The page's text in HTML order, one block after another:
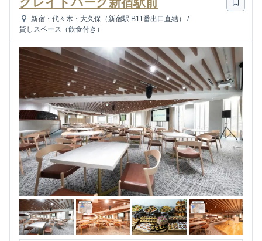
新宿・代々木・大久保（新宿駅 B11番出口直結）
/
貸しスペース（飲食付き）